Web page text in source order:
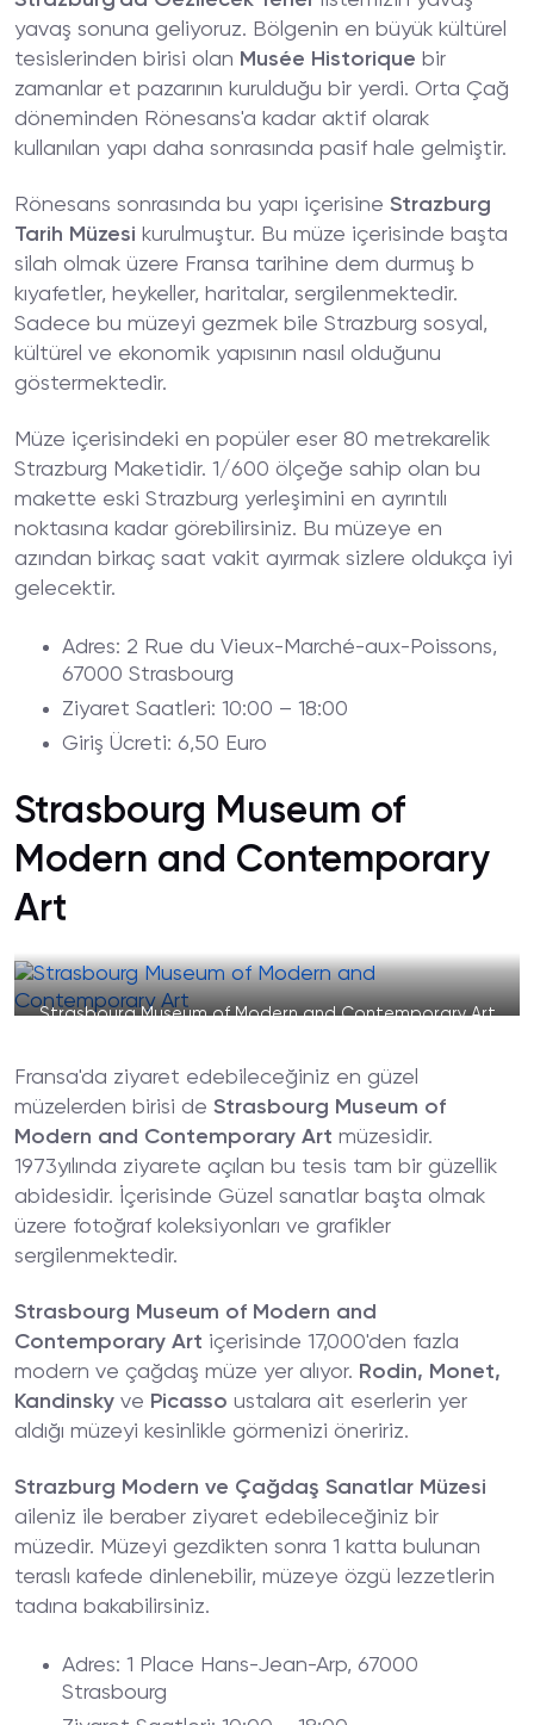
yavaş sonuna geliyoruz. Bölgenin en büyük kültürel
tesislerinden birisi olan Musée Historique bir
zamanlar et pazarının kurulduğu bir yerdi. Orta Çağ
döneminden Rönesans'a kadar aktif olarak
kullanılan yapı daha sonrasında pasif hale gelmiştir.
Rönesans sonrasında bu yapı içerisine Strazburg
Tarih Müzesi kurulmuştur. Bu müze içerisinde başta
silah olmak üzere Fransa tarihine dem durmuş b
kıyafetler, heykeller, haritalar, sergilenmektedir.
Sadece bu müzeyi gezmek bile Strazburg sosyal,
kültürel ve ekonomik yapısının nasıl olduğunu
göstermektedir.
Müze içerisindeki en popüler eser 80 metrekarelik
Strazburg Maketidir. 1/600 ölçeğe sahip olan bu
makette eski Strazburg yerleşimini en ayrıntılı
noktasına kadar görebilirsiniz. Bu müzeye en
azından birkaç saat vakit ayırmak sizlere oldukça iyi
gelecektir.
Adres: 2 Rue du Vieux-Marché-aux-Poissons,
67000 Strasbourg
Ziyaret Saatleri: 10:00 – 18:00
Giriş Ücreti: 6,50 Euro
Strasbourg Museum of
Modern and Contemporary
Art
Strasbourg Museum of Modern and Contemporary Art
Fransa'da ziyaret edebileceğiniz en güzel
müzelerden birisi de Strasbourg Museum of
Modern and Contemporary Art müzesidir.
1973yılında ziyarete açılan bu tesis tam bir güzellik
abidesidir. İçerisinde Güzel sanatlar başta olmak
üzere fotoğraf koleksiyonları ve grafikler
sergilenmektedir.
Strasbourg Museum of Modern and
Contemporary Art içerisinde 17,000'den fazla
modern ve çağdaş müze yer alıyor. Rodin, Monet,
Kandinsky ve Picasso ustalara ait eserlerin yer
aldığı müzeyi kesinlikle görmenizi öneririz.
Strazburg Modern ve Çağdaş Sanatlar Müzesi
aileniz ile beraber ziyaret edebileceğiniz bir
müzedir. Müzeyi gezdikten sonra 1 katta bulunan
teraslı kafede dinlenebilir, müzeye özgü lezzetlerin
tadına bakabilirsiniz.
Adres: 1 Place Hans-Jean-Arp, 67000
Strasbourg